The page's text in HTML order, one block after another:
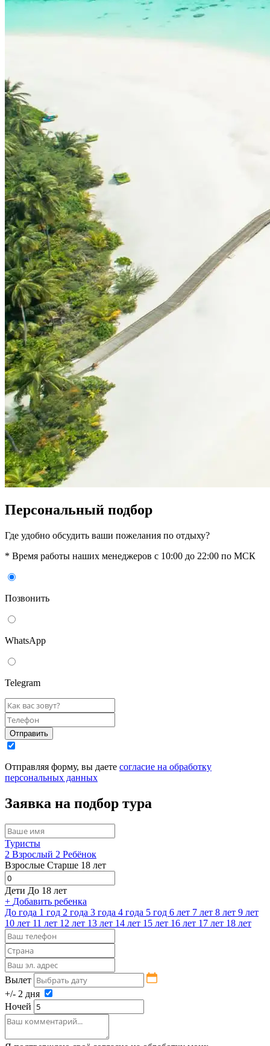
Персональный подбор
Где удобно обсудить ваши пожелания по отдыху?
* Время работы наших менеджеров с 10:00 до 22:00 по МСК
Позвонить
WhatsАpp
Telegram
Отправить
Отправляя форму, вы даете согласие на обработку
персональных данных
Заявка на подбор тура
Туристы
2 Взрослый 2 Ребёнок
Взрослые Старше 18 лет
Дети До 18 лет
+ Добавить ребенка
До года 1 год 2 года 3 года 4 года 5 год 6 лет 7 лет 8 лет 9 лет
10 лет 11 лет 12 лет 13 лет 14 лет 15 лет 16 лет 17 лет 18 лет
Вылет
+/- 2 дня
Ночей